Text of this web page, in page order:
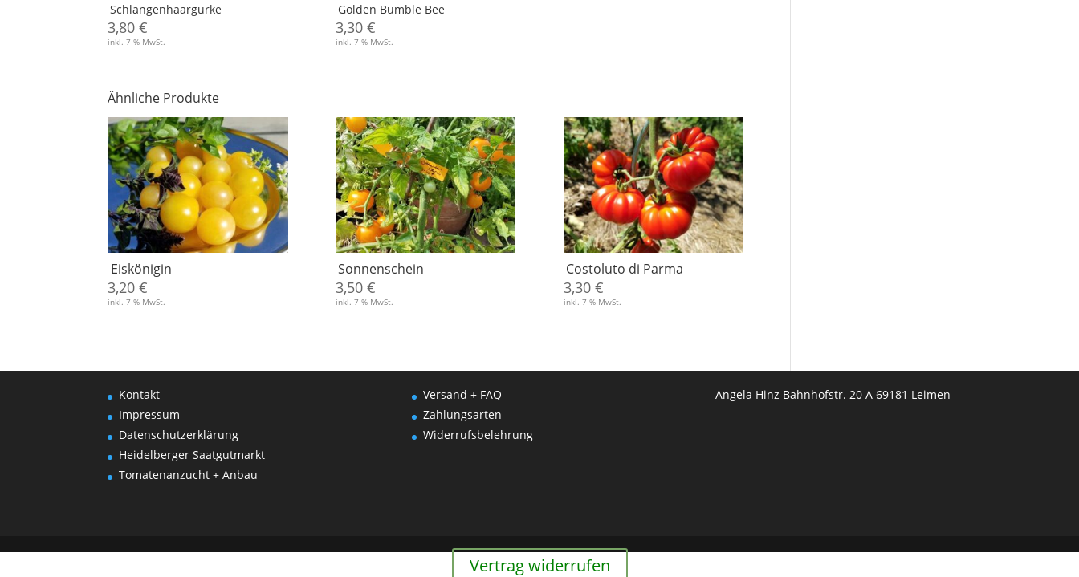
Schlangenhaargurke
3,80€
inkl. 7 % MwSt.
Golden Bumble Bee
3,30 €
inkl. 7 % MwSt.
Ähnliche Produkte
Eiskönigin
3,20€
inkl. 7 % MwSt.
Sonnenschein
3,50 €
inkl. 7 % MwSt.
Costoluto di Parma
3,30 €
inkl. 7 % MwSt.
Kontakt
Impressum
Datenschutzerklärung
Heidelberger Saatgutmarkt
Tomatenanzucht + Anbau
Versand + FAQ
Zahlungsarten
Widerrufsbelehrung
Angela Hinz Bahnhofstr. 20 A 69181 Leimen
Vertrag widerrufen